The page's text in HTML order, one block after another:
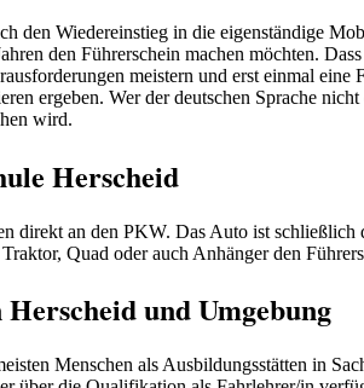
den Wiedereinstieg in die eigenständige
den Führerschein machen möchten.
meistern und erst einmal
ergeben. Wer der deutschen Sprache
wird.
Herscheid
direkt an den PKW. Das Auto ist
Quad oder auch Anhänger den
und Umgebung
Menschen als Ausbildungsstätten in